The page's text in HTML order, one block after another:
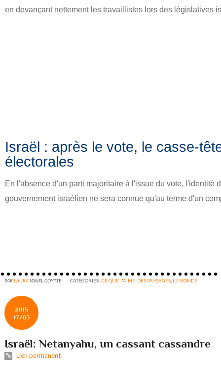
en devançant nettement les travaillistes lors des législatives
Israël : après le vote, le casse-
électorales
En l'absence d'un parti majoritaire à l'issue du vote, l'identité
gouvernement israélien ne sera connue qu'au terme d'un
PARLAURAVANEL-COYTTE CATÉGORIES :CE QUE J'AIME. DES PAYSAGES LE MONDE
2015
17/03
Israël: Netanyahu, un cassant cassandre
Lien permanent